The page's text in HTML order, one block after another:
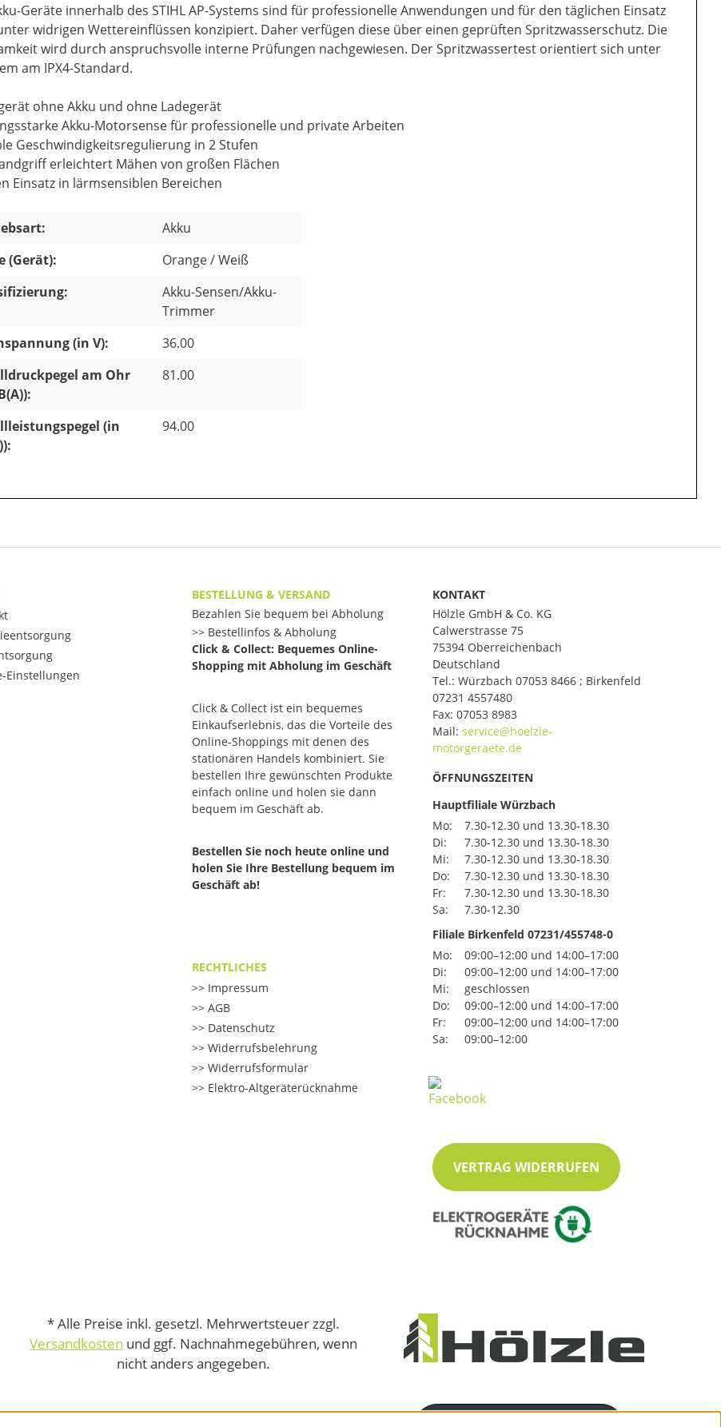
Geräte innerhalb des STIHL AP-Systems sind für professionelle Anwendungen und für den täglichen Einsatz
widrigen Wettereinflüssen konzipiert. Daher verfügen diese über einen geprüften Spritzwasserschutz. Die
wird durch anspruchsvolle interne Prüfungen nachgewiesen. Der Spritzwassertest orientiert sich unter
am IPX4-Standard.
ohne Akku und ohne Ladegerät
Akku-Motorsense für professionelle und private Arbeiten
Geschwindigkeitsregulierung in 2 Stufen
erleichtert Mähen von großen Flächen
Einsatz in lärmsensiblen Bereichen
Akku
(Gerät):
Orange / Weiß
Akku-Sensen/Akku-
Trimmer
(in V):
36.00
am Ohr
81.00
(in
94.00
Einstellungen
BESTELLUNG & VERSAND
Bezahlen Sie bequem bei Abholung
Bestellinfos & Abholung
Click & Collect: Bequemes Online-
Shopping mit Abholung im Geschäft
Click & Collect ist ein bequemes
Einkaufserlebnis, das die Vorteile des
Online-Shoppings mit denen des
stationären Handels kombiniert. Sie
bestellen Ihre gewünschten Produkte
einfach online und holen sie dann
bequem im Geschäft ab.
Bestellen Sie noch heute online und
holen Sie Ihre Bestellung bequem im
Geschäft ab!
RECHTLICHES
Impressum
AGB
Datenschutz
Widerrufsbelehrung
Widerrufsformular
Elektro-Altgeräterücknahme
KONTAKT
Hölzle GmbH & Co. KG
Calwerstrasse 75
75394 Oberreichenbach
Deutschland
Tel.: Würzbach 07053 8466 ; Birkenfeld
07231 4557480
Fax: 07053 8983
Mail:
ÖFFNUNGSZEITEN
Hauptfiliale Würzbach
Mo:
7.30-12.30 und 13.30-18.30
Di:
7.30-12.30 und 13.30-18.30
Mi:
7.30-12.30 und 13.30-18.30
Do:
7.30-12.30 und 13.30-18.30
Fr:
7.30-12.30 und 13.30-18.30
Sa:
7.30-12.30
Filiale Birkenfeld 07231/455748-0
Mo:
09:00–12:00 und 14:00–17:00
Di:
09:00–12:00 und 14:00–17:00
Mi:
geschlossen
Do:
09:00–12:00 und 14:00–17:00
Fr:
09:00–12:00 und 14:00–17:00
Sa:
09:00–12:00
VERTRAG WIDERRUFEN
* Alle Preise inkl. gesetzl. Mehrwertsteuer zzgl.
Versandkosten und ggf. Nachnahmegebühren, wenn
nicht anders angegeben.